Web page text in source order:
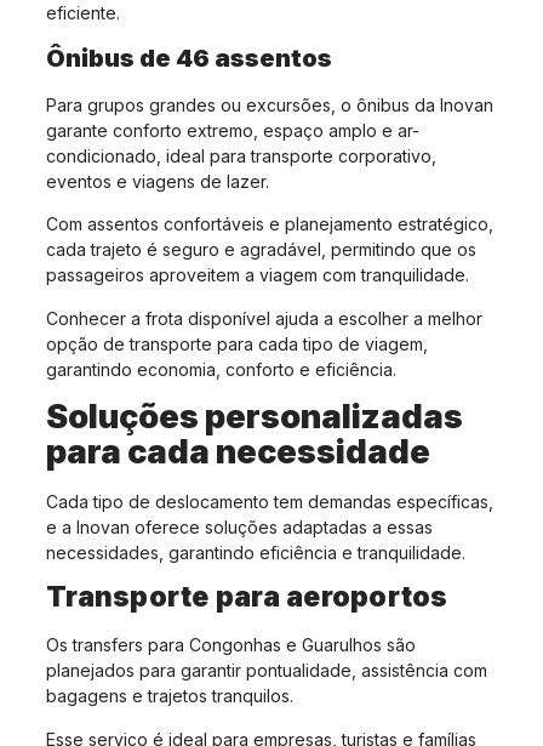
eficiente.
Ônibus de 46 assentos
Para grupos grandes ou excursões, o ônibus da Inovan
garante conforto extremo, espaço amplo e ar-
condicionado, ideal para transporte corporativo,
eventos e viagens de lazer.
Com assentos confortáveis e planejamento estratégico,
cada trajeto é seguro e agradável, permitindo que os
passageiros aproveitem a viagem com tranquilidade.
Conhecer a frota disponível ajuda a escolher a melhor
opção de transporte para cada tipo de viagem,
garantindo economia, conforto e eficiência.
Soluções personalizadas
para cada necessidade
Cada tipo de deslocamento tem demandas específicas,
e a Inovan oferece soluções adaptadas a essas
necessidades, garantindo eficiência e tranquilidade.
Transporte para aeroportos
Os transfers para Congonhas e Guarulhos são
planejados para garantir pontualidade, assistência com
bagagens e trajetos tranquilos.
Esse serviço é ideal para empresas, turistas e famílias